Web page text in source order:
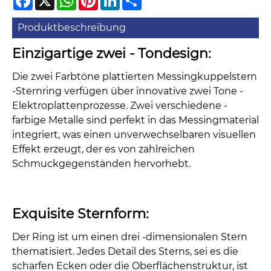
Produktbeschreibung
Einzigartige zwei - Tondesign:
Die zwei Farbtöne plattierten Messingkuppelstern
-Sternring verfügen über innovative zwei Tone -
Elektroplattenprozesse. Zwei verschiedene -
farbige Metalle sind perfekt in das Messingmaterial
integriert, was einen unverwechselbaren visuellen
Effekt erzeugt, der es von zahlreichen
Schmuckgegenständen hervorhebt.
Exquisite Sternform:
Der Ring ist um einen drei -dimensionalen Stern
thematisiert. Jedes Detail des Sterns, sei es die
scharfen Ecken oder die Oberflächenstruktur, ist